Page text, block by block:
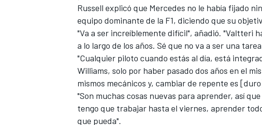
Russell explicó que Mercedes no le había fijado
equipo dominante de la F1, diciendo que su
"Va a ser increíblemente difícil", añadió. "Valtteri
a lo largo de los años. Sé que no va a ser una
"Cualquier piloto cuando estás al día, está
Williams, solo por haber pasado dos años en el
mismos mecánicos y, cambiar de repente es
"Son muchas cosas nuevas para aprender, así
tengo que trabajar hasta el viernes, aprender
que pueda".